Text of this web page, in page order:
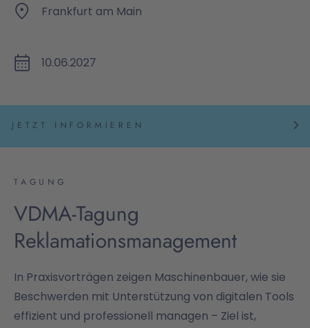
Frankfurt am Main
10.06.2027
JETZT INFORMIEREN
TAGUNG
VDMA-Tagung
Reklamationsmanagement
In Praxisvorträgen zeigen Maschinenbauer, wie sie
Beschwerden mit Unterstützung von digitalen Tools
effizient und professionell managen – Ziel ist,